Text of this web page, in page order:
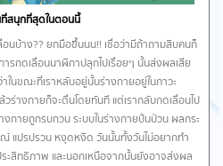
สนุกที่สุดในตอนนี้
บ้าง?? ยกมือขึ้นนน!! เชื่อว่ามีถ้าถามสิบคนก็
รกดเลื่อนนาฬิกาปลุกไปเรื่อยๆ นั้นส่งผลเสีย
ในขณะที่เราหลับอยู่นั้นร่างกายอยู่ในภาวะ
ร่างกายก็จะตื่นโดยทันที แต่เรากลับกดเลื่อนไป
กายถูกรบกวน ระบบในร่างกายปั่นป่วน ผลกระ
แปรปรวน หงุดหงิด วันนั้นทั้งวันไม่อยากทำ
ระสิทธิภาพ และนอกเหนือจากนั้นยังอาจส่งผล